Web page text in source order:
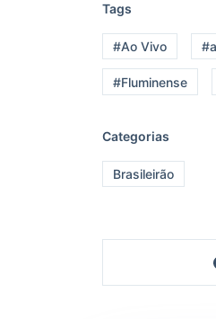
Tags
#Ao Vivo
#Fluminense
Categorias
Brasileirão